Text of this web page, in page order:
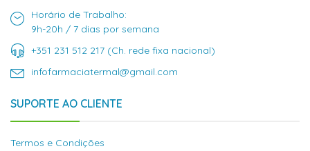
Horário de Trabalho:
9h-20h / 7 dias por semana
+351 231 512 217 (Ch. rede fixa nacional)
infofarmaciatermal@gmail.com
SUPORTE AO CLIENTE
Termos e Condições